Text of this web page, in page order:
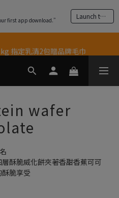
first app download.” Launch the app
】享全單95折優惠！
單享 5% 購物金回饋
wafer
酥脆威化餅夾著香甜香蕉可可
脆享受